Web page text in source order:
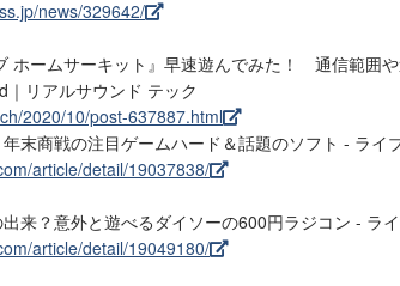
news/329642/
ホームサーキット』早速遊んでみた！ 通信範囲
｜リアルサウンド テック
2020/10/post-637887.html
末商戦の注目ゲームハード＆話題のソフト - ライ
article/detail/19037838/
来？意外と遊べるダイソーの600円ラジコン - ラ
article/detail/19049180/